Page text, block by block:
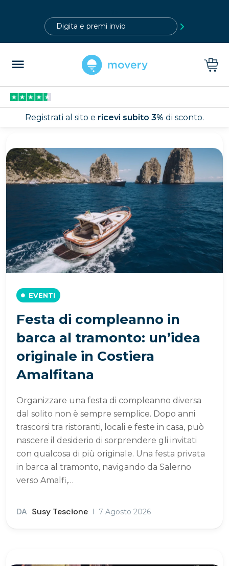
Registrati al sito e ricevi subito 3% di sconto.
EVENTI
Festa di compleanno in
barca al tramonto: un’idea
originale in Costiera
Amalfitana
Organizzare una festa di compleanno diversa
dal solito non è sempre semplice. Dopo anni
trascorsi tra ristoranti, locali e feste in casa, può
nascere il desiderio di sorprendere gli invitati
con qualcosa di più originale. Una festa privata
in barca al tramonto, navigando da Salerno
verso Amalfi,…
DA Susy Tescione 7 Agosto 2026